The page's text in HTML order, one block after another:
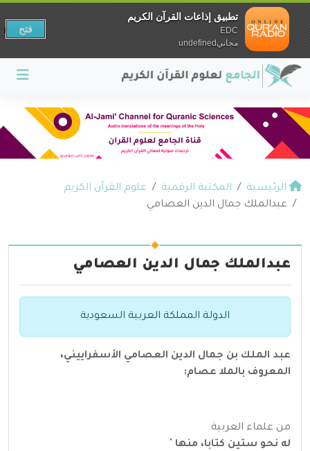
الرئيسية المكتبة الرقمية
علوم القرآن الكريم
عبدالملك جمال الدين العصامي
عبدالملك جمال الدين العصامي
الدولة المملكة العربية السعودية
عبد الملك بن جمال الدين العصامي الأسفراييني،
المعروف بالملا عصام:
من علماء العربية.
له نحو ستين كتابا، منها
تطبيق إذاعات القرآن الكريم
EDC
مجانيundefined
فتح